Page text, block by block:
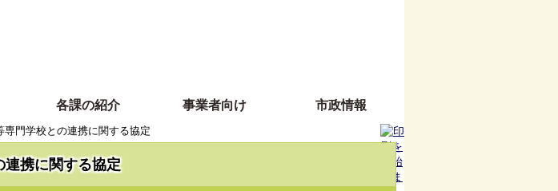
各課の紹介 事業者向け 市政情報
専門学校との連携に関する協定
連携に関する協定